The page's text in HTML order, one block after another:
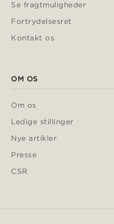
Se fragtmuligheder
Fortrydelsesret
Kontakt os
OM OS
Om os
Ledige stillinger
Nye artikler
Presse
CSR